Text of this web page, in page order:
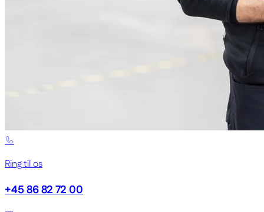
Ring til os
+45 86 82 72 00